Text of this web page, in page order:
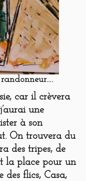
car il crèvera
une
à son
On trouvera du
des tripes, de
la place pour un
des flics, Casa,